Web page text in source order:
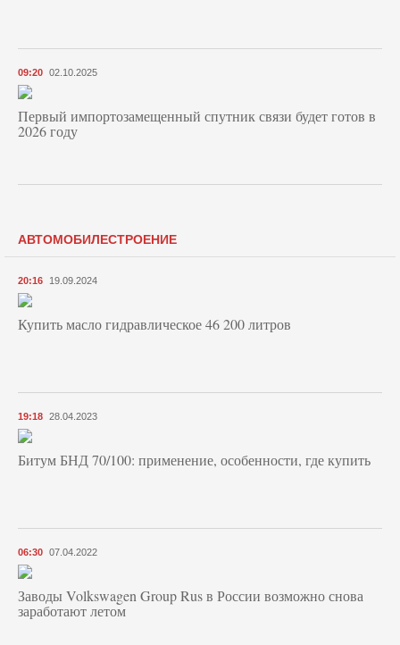
09:20 02.10.2025
Первый импортозамещенный спутник связи будет готов в
2026 году
АВТОМОБИЛЕСТРОЕНИЕ
20:16 19.09.2024
Купить масло гидравлическое 46 200 литров
19:18 28.04.2023
Битум БНД 70/100: применение, особенности, где купить
06:30 07.04.2022
Заводы Volkswagen Group Rus в России возможно снова
заработают летом